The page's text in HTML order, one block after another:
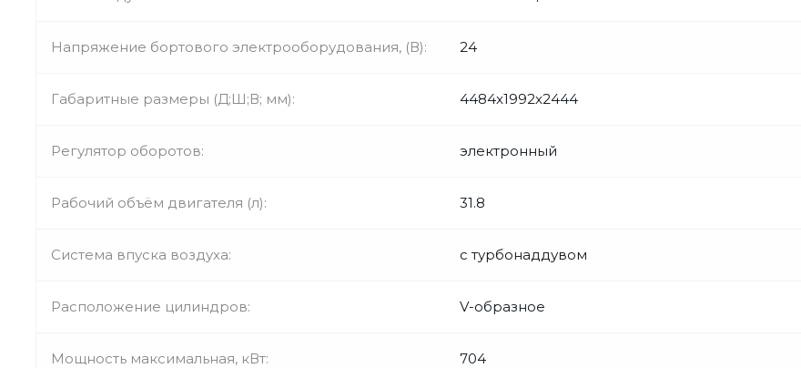
Напряжение бортового электрооборудования, (В): 24
Габаритные размеры (Д;Ш;В; мм): 4484x1992x2444
Регулятор оборотов: электронный
Рабочий объём двигателя (л): 31.8
Система впуска воздуха: с турбонаддувом
Расположение цилиндров: V-образное
Мощность максимальная, кВт: 704